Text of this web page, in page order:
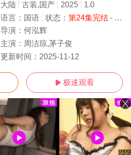
大陆 古装,国产 2025
1.0
语言： 国语 状态： 第24集完结- 免费在线观看
导演： 何泓辉
主演： 周洁琼,茅子俊
更新时间： 2025-11-12
 极速观看